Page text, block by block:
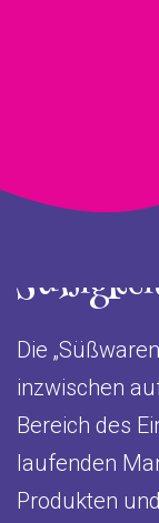
Die
inzwischen
Bereich des
laufenden
Produkten